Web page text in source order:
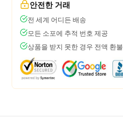
안전한 거래
전 세계 어디든 배송
모든 소포에 추적 번호 제공
상품을 받지 못한 경우 전액 환불